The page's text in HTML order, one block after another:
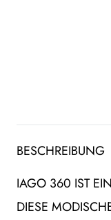
BESCHREIBUNG
IAGO 360 IST
DIESE